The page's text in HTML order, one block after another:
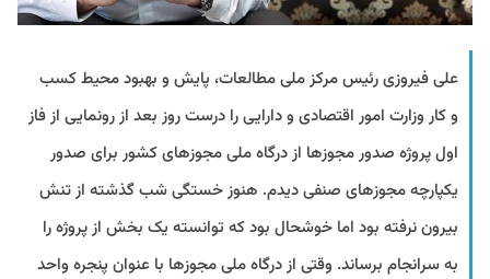
علی فیروزی رئیس مرکز ملی مطالعات، پایش و بهبود محیط کسب
و کار وزارت امور اقتصادی و دارایی را درست روز بعد از رونمایی از فاز
اول پروژه صدور مجوزها از درگاه ملی مجوزهای کشور برای صدور
یکپارچه مجوزهای صنفی دیدم. هنوز خستگی شب گذشته از تنش
بیرون نرفته بود اما خوشحال بود که توانسته یک بخش از پروژه را
به سرانجام برساند. وقتی از درگاه ملی مجوزها با عنوان پنجره واحد